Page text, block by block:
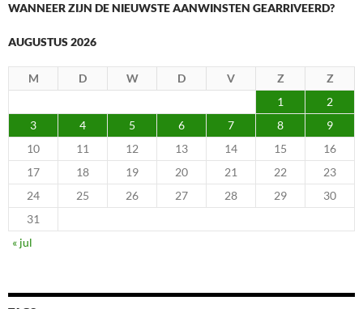
WANNEER ZIJN DE NIEUWSTE AANWINSTEN GEARRIVEERD?
AUGUSTUS 2026
M D W D V Z
Z
1
2
3
4 5 6 7 8
9
10
11 12 13 14 15
16
17
18 19 20 21 22
23
24
25 26 27 28 29
30
31
« jul